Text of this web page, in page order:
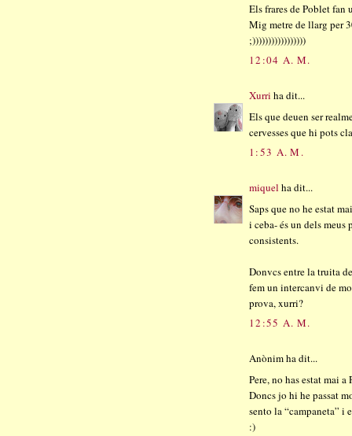
Els frares de Poblet fan
Mig metre de llarg per
;)))))))))))))))))
12:04 A. M.
Xurri ha dit...
Els que deuen ser
cervesses que hi pots
1:53 A. M.
miquel ha dit...
Saps que no he estat
i ceba- és un dels meus
consistents.
Donvcs entre la truita
fem un intercanvi de
prova, xurri?
12:55 A. M.
Anònim ha dit...
Pere, no has estat mai a
Doncs jo hi he passat
sento la “campaneta” i
:)